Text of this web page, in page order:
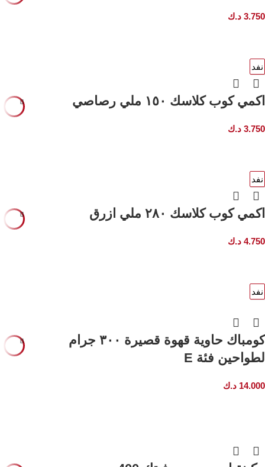
3.750 د.ك
نفد
اكمي كوب كلاسك ١٥٠ ملي رصاصي
3.750 د.ك
نفد
اكمي كوب كلاسك ٢٨٠ ملي ازرق
4.750 د.ك
نفد
كومباك حاوية قهوة قصيرة ٣٠٠ جرام
لطواحين فئة E
14.000 د.ك